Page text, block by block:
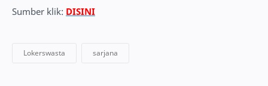
Sumber klik: DISINI